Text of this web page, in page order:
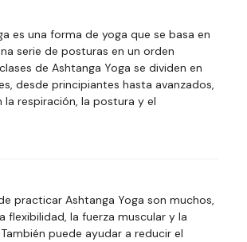
es una forma de yoga que se basa en
serie de posturas en un orden
de Ashtanga Yoga se dividen en
desde principiantes hasta avanzados,
la respiración, la postura y el
practicar Ashtanga Yoga son muchos,
flexibilidad, la fuerza muscular y la
puede ayudar a reducir el